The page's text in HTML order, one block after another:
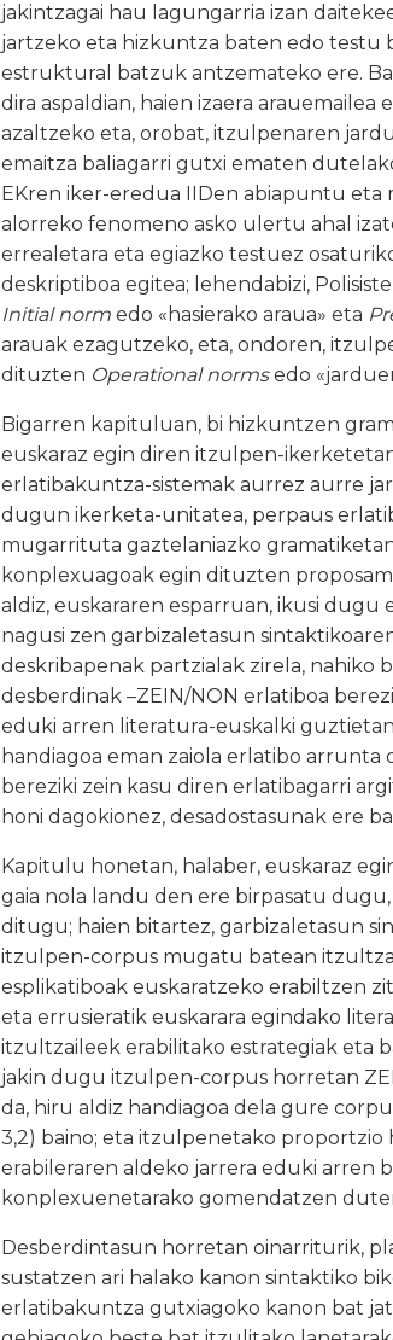
jakintzagai hau lagungarria izan
jartzeko eta hizkuntza baten edo testu
estruktural batzuk antzemateko ere.
dira aspaldian, haien izaera
azaltzeko eta, orobat, itzulpenaren
emaitza baliagarri gutxi ematen
EKren iker-eredua IIDen abiapuntu
alorreko fenomeno asko ulertu ahal
errealetara eta egiazko testuez
deskriptiboa egitea; lehendabizi,
Initial norm edo «hasierako araua» eta
arauak ezagutzeko, eta, ondoren,
dituzten Operational normsedo
Bigarren kapituluan, bi hizkuntzen
euskaraz egin diren itzulpen-
erlatibakuntza-sistemak aurrez aurre
dugun ikerketa-unitatea, perpaus
mugarrituta gaztelaniazko
konplexuagoak egin dituzten
aldiz, euskararen esparruan, ikusi
nagusi zen garbizaletasun
deskribapenak partzialak zirela,
desberdinak –ZEIN/NON erlatiboa
eduki arren literatura-euskalki
handiagoa eman zaiola erlatibo
bereziki zein kasu diren erlatibagarri
honi dagokionez, desadostasunak ere
Kapitulu honetan, halaber, euskaraz
gaia nola landu den ere birpasatu
ditugu; haien bitartez, garbizaletasun
itzulpen-corpus mugatu batean
esplikatiboak euskaratzeko erabiltzen
eta errusieratik euskarara egindako
itzultzaileek erabilitako estrategiak eta
jakin dugu itzulpen-corpus horretan
da, hiru aldiz handiagoa dela gure
3,2) baino; eta itzulpenetako
erabileraren aldeko jarrera eduki arren
konplexuenetarako gomendatzen
Desberdintasun horretan oinarriturik,
sustatzen ari halako kanon sintaktiko
erlatibakuntza gutxiagoko kanon bat